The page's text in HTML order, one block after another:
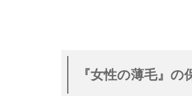
『女性の薄毛』の